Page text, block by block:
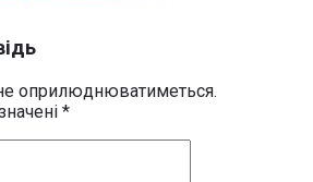
оприлюднюватиметься.
*